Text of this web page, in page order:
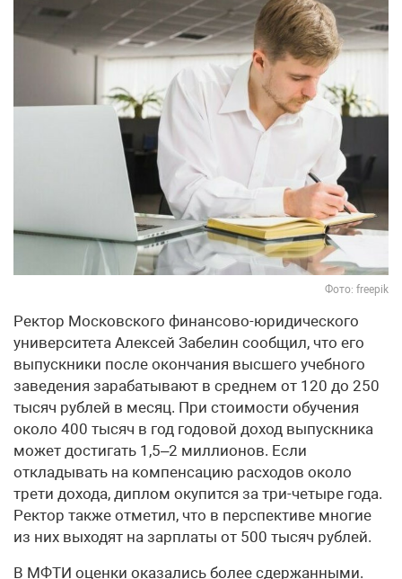
Фото: freepik
Ректор Московского финансово-юридического
университета Алексей Забелин сообщил, что его
выпускники после окончания высшего учебного
заведения зарабатывают в среднем от 120 до 250
тысяч рублей в месяц. При стоимости обучения
около 400 тысяч в год годовой доход выпускника
может достигать 1,5–2 миллионов. Если
откладывать на компенсацию расходов около
трети дохода, диплом окупится за три-четыре года.
Ректор также отметил, что в перспективе многие
из них выходят на зарплаты от 500 тысяч рублей.
В МФТИ оценки оказались более сдержанными.